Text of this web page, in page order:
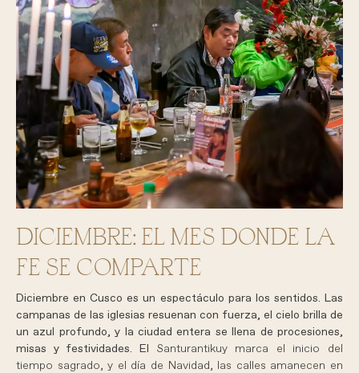
DICIEMBRE: EL MES DONDE LA
FE SE COMPARTE
Diciembre en Cusco es un espectáculo para los sentidos. Las
campanas de las iglesias resuenan con fuerza, el cielo brilla de
un azul profundo, y la ciudad entera se llena de procesiones,
misas y festividades. El Santurantikuy marca el inicio del
tiempo sagrado, y el día de Navidad, las calles amanecen en